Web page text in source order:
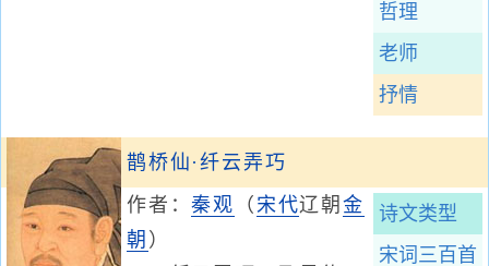
哲理
老师
抒情
鹊桥仙·纤云弄巧
诗文类型
宋词三百首
作者：秦观 （ 宋代辽朝金
朝 ）